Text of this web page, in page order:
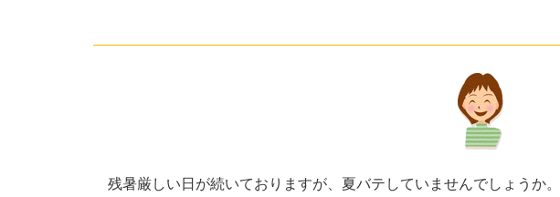
残暑厳しい日が続いておりますが、夏バテしていませんでしょうか